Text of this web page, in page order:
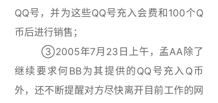
QQ号，并为这些QQ号充入会费和100个Q
币后进行销售；
③2005年7月23日上午，孟AA除了
继续要求何BB为其提供的QQ号充入Q币
外，还不断提醒对方尽快离开目前工作的网